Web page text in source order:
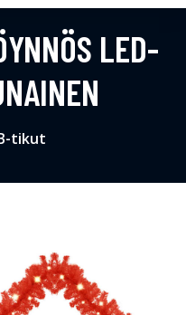
LED-
tikut